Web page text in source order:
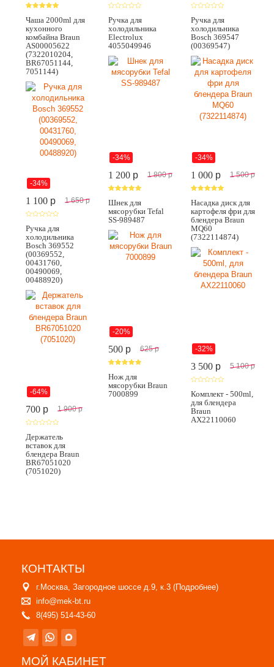
Чаша 2000ml для
кухонного
комбайна Braun
AS00005622
(7322010204,
BR67051144,
7051144)
-34%
1 100 p 1 650 p
Ручка для
холодильника
Bosch 369552
(00369552,
00431760,
00490069,
00488920)
-64%
700 p 1 900 p
Держатель
вставок для
блендера Braun
BR67051020
(7051020)
Ручка для
холодильника
Electrolux
4055049946
-34%
1 200 p 1 800 p
Шнек для
мясорубки Tefal
SS-989487
-20%
500 p 625 p
Нож для
мясорубки Braun
7000899
Ручка для
холодильника
Bosch 369547
(00369547)
-34%
1 000 p 1 500 p
Насадка диск для
картофеля фри для
блендера Braun
MQ60
(7322114874)
-32%
3 500 p 5 100 p
Комплект - 500ml,
для блендера
Braun
AX22110060
КОНТАКТЫ
г.Москва, Загородное шоссе д.9, к.3 (Подробнее)
info@mek-bt.ru
8(495) 514-43-60
МОЙ КАБИНЕТ